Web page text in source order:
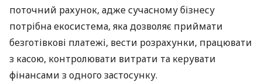
поточний рахунок, адже сучасному бізнесу
потрібна екосистема, яка дозволяє приймати
безготівкові платежі, вести розрахунки, працювати
з касою, контролювати витрати та керувати
фінансами з одного застосунку.